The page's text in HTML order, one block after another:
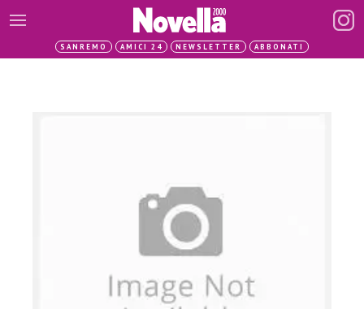
SANREMO AMICI 24 NEWSLETTER ABBONATI